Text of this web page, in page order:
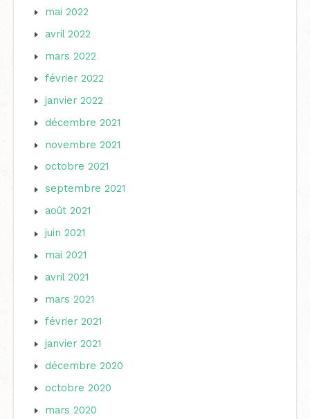
mai 2022
avril 2022
mars 2022
février 2022
janvier 2022
décembre 2021
novembre 2021
octobre 2021
septembre 2021
août 2021
juin 2021
mai 2021
avril 2021
mars 2021
février 2021
janvier 2021
décembre 2020
octobre 2020
mars 2020